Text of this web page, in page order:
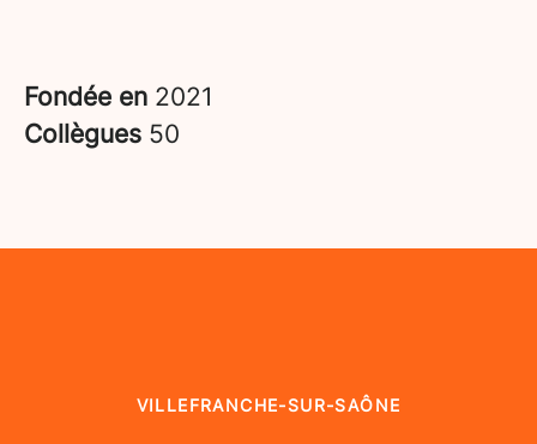
Fondée en 2021
Collègues 50
VILLEFRANCHE-SUR-SAÔNE